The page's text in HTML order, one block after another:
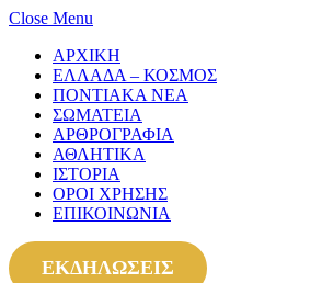
Close Menu
ΑΡΧΙΚΗ
ΕΛΛΑΔΑ – ΚΟΣΜΟΣ
ΠΟΝΤΙΑΚΑ ΝΕΑ
ΣΩΜΑΤΕΙΑ
ΑΡΘΡΟΓΡΑΦΙΑ
ΑΘΛΗΤΙΚΑ
ΙΣΤΟΡΙΑ
ΟΡΟΙ ΧΡΗΣΗΣ
ΕΠΙΚΟΙΝΩΝΙΑ
ΕΚΔΗΛΩΣΕΙΣ